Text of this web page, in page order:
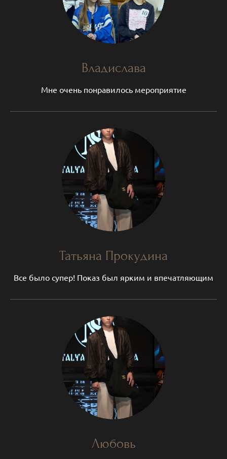
Владислава
Мне очень понравилось мероприятие
Татьяна Прокудина
Все было супер! Показ был ярким и впечатляющим
Любовь